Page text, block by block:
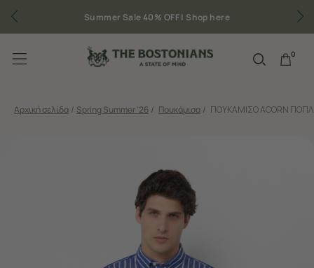
Summer Sale 40% OFF | Shop here
0
Αρχική σελίδα / Spring Summer '26 / Πουκάμισα / ΠΟΥΚΑΜΙΣΟ ACORN